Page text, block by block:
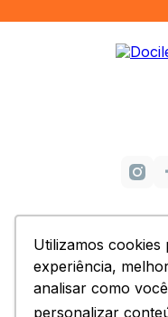
Utilizamos
experiência,
analisar como
personalizar
Utilizamos
experiência,
analisar como
personalizar
Dúvidas